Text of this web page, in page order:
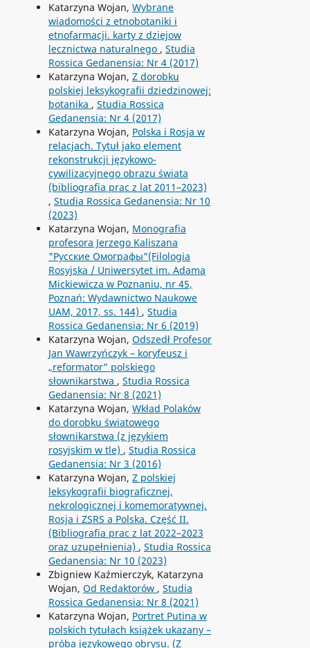
Katarzyna Wojan, Wybrane
wiadomości z etnobotaniki i
etnofarmacji. karty z dziejow
lecznictwa naturalnego , Studia
Rossica Gedanensia: Nr 4 (2017)
Katarzyna Wojan, Z dorobku
polskiej leksykografii dziedzinowej:
botanika , Studia Rossica
Gedanensia: Nr 4 (2017)
Katarzyna Wojan, Polska i Rosja w
relacjach. Tytuł jako element
rekonstrukcji językowo-
cywilizacyjnego obrazu świata
(bibliografia prac z lat 2011–2023)
, Studia Rossica Gedanensia: Nr 10
(2023)
Katarzyna Wojan, Monografia
profesora Jerzego Kaliszana
"Русские Омографы"(Filologia
Rosyjska / Uniwersytet im. Adama
Mickiewicza w Poznaniu, nr 45,
Poznań: Wydawnictwo Naukowe
UAM, 2017, ss. 144) , Studia
Rossica Gedanensia: Nr 6 (2019)
Katarzyna Wojan, Odszedł Profesor
Jan Wawrzyńczyk – koryfeusz i
„reformator” polskiego
słownikarstwa , Studia Rossica
Gedanensia: Nr 8 (2021)
Katarzyna Wojan, Wkład Polaków
do dorobku światowego
słownikarstwa (z językiem
rosyjskim w tle) , Studia Rossica
Gedanensia: Nr 3 (2016)
Katarzyna Wojan, Z polskiej
leksykografii biograficznej,
nekrologicznej i komemoratywnej.
Rosja i ZSRS a Polska. Część II.
(Bibliografia prac z lat 2022–2023
oraz uzupełnienia) , Studia Rossica
Gedanensia: Nr 10 (2023)
Zbigniew Kaźmierczyk, Katarzyna
Wojan, Od Redaktorów , Studia
Rossica Gedanensia: Nr 8 (2021)
Katarzyna Wojan, Portret Putina w
polskich tytułach książek ukazany –
próba językowego obrysu. (Z